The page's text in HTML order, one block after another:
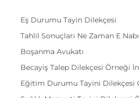
Eş Durumu Tayin Dilekçesi
Tahlil Sonuçları Ne Zaman E
Boşanma Avukatı
Becayiş Talep Dilekçesi Örneği
Eğitim Durumu Tayini Dilekçesi